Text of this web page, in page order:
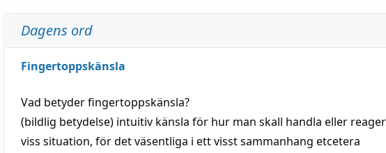
Dagens ord
Fingertoppskänsla
Vad betyderfingertoppskänsla?
(bildlig betydelse) intuitiv känsla för hur man skall handla eller
viss situation, för det väsentliga i ett visstsammanhang etcetera